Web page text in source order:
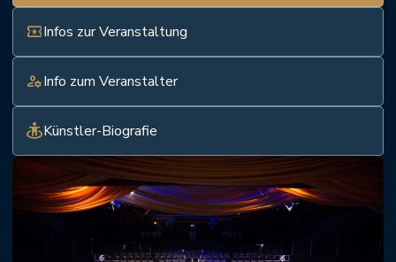
local_activityInfos zur Veranstaltung
manage_accountsInfo zum Veranstalter
guardianKünstler-Biografie